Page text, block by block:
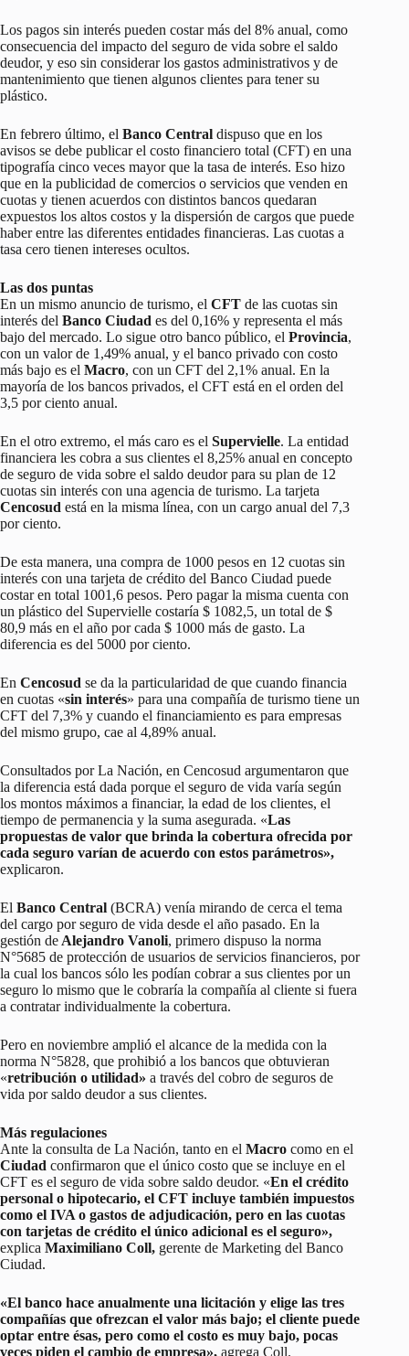
Los pagos sin interés pueden costar más del 8% anual, como
consecuencia del impacto del seguro de vida sobre el saldo
deudor, y eso sin considerar los gastos administrativos y de
mantenimiento que tienen algunos clientes para tener su
plástico.
En febrero último, el Banco Central dispuso que en los
avisos se debe publicar el costo financiero total (CFT) en una
tipografía cinco veces mayor que la tasa de interés. Eso hizo
que en la publicidad de comercios o servicios que venden en
cuotas y tienen acuerdos con distintos bancos quedaran
expuestos los altos costos y la dispersión de cargos que puede
haber entre las diferentes entidades financieras. Las cuotas a
tasa cero tienen intereses ocultos.
Las dos puntas
En un mismo anuncio de turismo, el CFT de las cuotas sin
interés del Banco Ciudad es del 0,16% y representa el más
bajo del mercado. Lo sigue otro banco público, el Provincia,
con un valor de 1,49% anual, y el banco privado con costo
más bajo es el Macro, con un CFT del 2,1% anual. En la
mayoría de los bancos privados, el CFT está en el orden del
3,5 por ciento anual.
En el otro extremo, el más caro es el Supervielle. La entidad
financiera les cobra a sus clientes el 8,25% anual en concepto
de seguro de vida sobre el saldo deudor para su plan de 12
cuotas sin interés con una agencia de turismo. La tarjeta
Cencosud está en la misma línea, con un cargo anual del 7,3
por ciento.
De esta manera, una compra de 1000 pesos en 12 cuotas sin
interés con una tarjeta de crédito del Banco Ciudad puede
costar en total 1001,6 pesos. Pero pagar la misma cuenta con
un plástico del Supervielle costaría $ 1082,5, un total de $
80,9 más en el año por cada $ 1000 más de gasto. La
diferencia es del 5000 por ciento.
En Cencosud se da la particularidad de que cuando financia
en cuotas «sin interés» para una compañía de turismo tiene un
CFT del 7,3% y cuando el financiamiento es para empresas
del mismo grupo, cae al 4,89% anual.
Consultados por La Nación, en Cencosud argumentaron que
la diferencia está dada porque el seguro de vida varía según
los montos máximos a financiar, la edad de los clientes, el
tiempo de permanencia y la suma asegurada. «Las
propuestas de valor que brinda la cobertura ofrecida por
cada seguro varían de acuerdo con estos parámetros»,
explicaron.
El Banco Central (BCRA) venía mirando de cerca el tema
del cargo por seguro de vida desde el año pasado. En la
gestión de Alejandro Vanoli, primero dispuso la norma
N°5685 de protección de usuarios de servicios financieros, por
la cual los bancos sólo les podían cobrar a sus clientes por un
seguro lo mismo que le cobraría la compañía al cliente si fuera
a contratar individualmente la cobertura.
Pero en noviembre amplió el alcance de la medida con la
norma N°5828, que prohibió a los bancos que obtuvieran
«retribución o utilidad» a través del cobro de seguros de
vida por saldo deudor a sus clientes.
Más regulaciones
Ante la consulta de La Nación, tanto en el Macro como en el
Ciudad confirmaron que el único costo que se incluye en el
CFT es el seguro de vida sobre saldo deudor. «En el crédito
personal o hipotecario, el CFT incluye también impuestos
como el IVA o gastos de adjudicación, pero en las cuotas
con tarjetas de crédito el único adicional es el seguro»,
explica Maximiliano Coll, gerente de Marketing del Banco
Ciudad.
«El banco hace anualmente una licitación y elige las tres
compañías que ofrezcan el valor más bajo; el cliente puede
optar entre ésas, pero como el costo es muy bajo, pocas
veces piden el cambio de empresa», agrega Coll.